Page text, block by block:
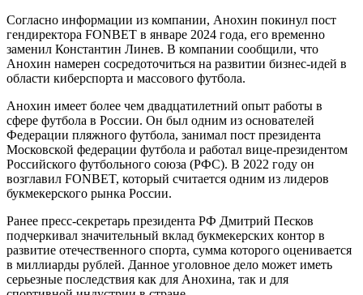
Согласно информации из компании, Анохин покинул пост
гендиректора FONBET в январе 2024 года, его временно
заменил Константин Линев. В компании сообщили, что
Анохин намерен сосредоточиться на развитии бизнес-идей в
области киберспорта и массового футбола.
Анохин имеет более чем двадцатилетний опыт работы в
сфере футбола в России. Он был одним из основателей
Федерации пляжного футбола, занимал пост президента
Московской федерации футбола и работал вице-президентом
Российского футбольного союза (РФС). В 2022 году он
возглавил FONBET, который считается одним из лидеров
букмекерского рынка России.
Ранее пресс-секретарь президента РФ Дмитрий Песков
подчеркивал значительный вклад букмекерских контор в
развитие отечественного спорта, сумма которого оценивается
в миллиарды рублей. Данное уголовное дело может иметь
серьезные последствия как для Анохина, так и для